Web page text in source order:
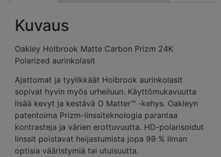
Kuvaus
Oakley Holbrook Matte Carbon Prizm 24K
Polarized aurinkolasit
Ajattomat ja tyylikkäät Holbrook aurinkolasit
sopivat hyvin myös urheiluun. Käyttömukavuutta
lisää kevyt ja kestävä O Matter™ -kehys. Oakleyn
patentoima Prizm-linssiteknologia parantaa
kontrasteja ja värien erottuvuutta. HD-polarisoidut
linssit poistavat heijastumista jopa 99 % ilman
optisia vääristymiä tai utuisuutta.